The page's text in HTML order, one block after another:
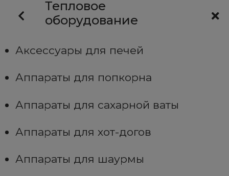
Тепловое
оборудование
Аксессуары для печей
Аппараты для попкорна
Аппараты для сахарной ваты
Аппараты для хот-догов
Аппараты для шаурмы